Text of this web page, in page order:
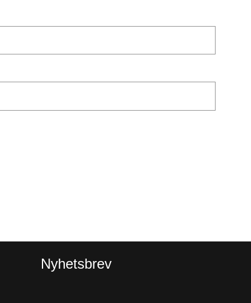
Nyhetsbrev